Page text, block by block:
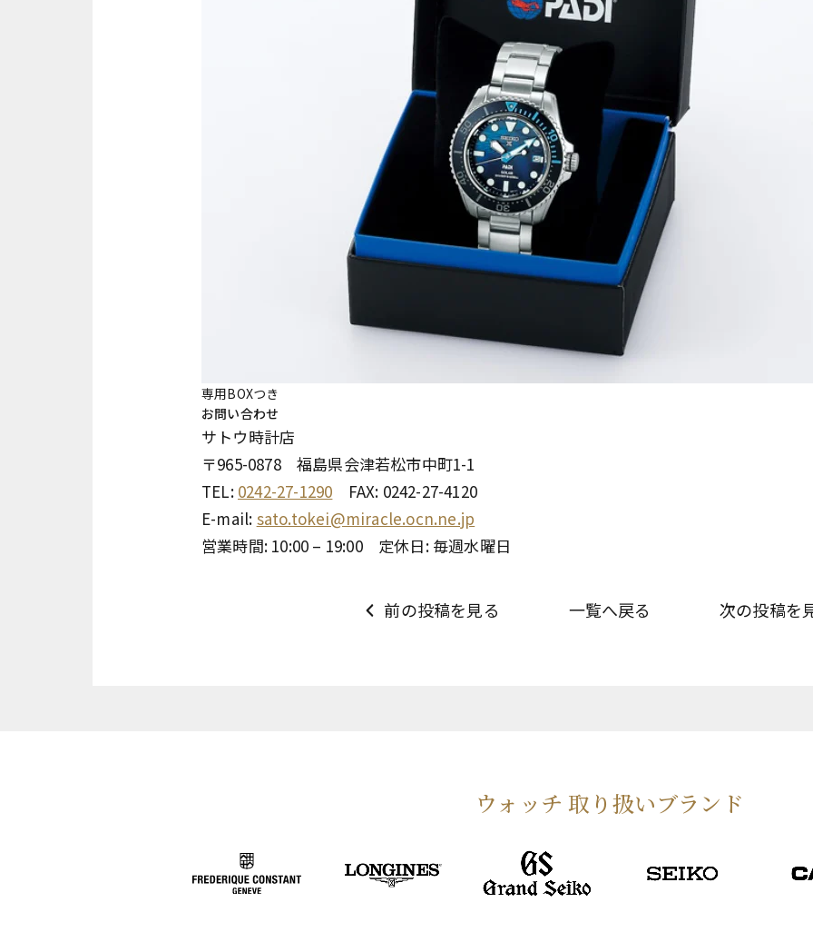
専用BOXつき
お問い合わせ
サトウ時計店
〒965-0878 福島県会津若松市中町1-1
TEL: 0242-27-1290 FAX: 0242-27-4120
E-mail: sato.tokei@miracle.ocn.ne.jp
営業時間: 10:00 – 19:00 定休日: 毎週水曜日
前の投稿を見る 一覧へ戻る 次の投稿を
ウォッチ 取り扱いブランド